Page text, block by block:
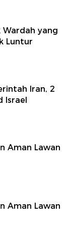
Wardah yang
Luntur
Iran, 2
Israel
Aman Lawan
Aman Lawan